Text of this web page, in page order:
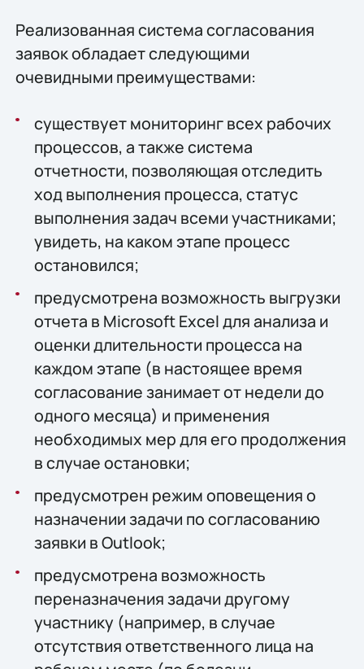
Реализованная система согласования
заявок обладает следующими
очевидными преимуществами:
существует мониторинг всех рабочих
процессов, а также система
отчетности, позволяющая отследить
ход выполнения процесса, статус
выполнения задач всеми участниками;
увидеть, на каком этапе процесс
остановился;
предусмотрена возможность выгрузки
отчета в Microsoft Excel для анализа и
оценки длительности процесса на
каждом этапе (в настоящее время
согласование занимает от недели до
одного месяца) и применения
необходимых мер для его продолжения
в случае остановки;
предусмотрен режим оповещения о
назначении задачи по согласованию
заявки в Outlook;
предусмотрена возможность
переназначения задачи другому
участнику (например, в случае
отсутствия ответственного лица на